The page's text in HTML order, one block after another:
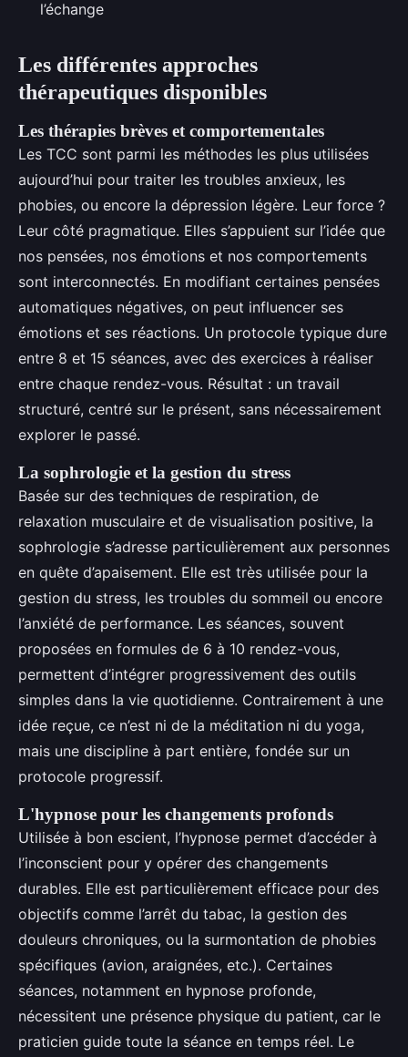
l’échange
Les différentes approches
thérapeutiques disponibles
Les thérapies brèves et comportementales
Les TCC sont parmi les méthodes les plus utilisées
aujourd’hui pour traiter les troubles anxieux, les
phobies, ou encore la dépression légère. Leur force ?
Leur côté pragmatique. Elles s’appuient sur l’idée que
nos pensées, nos émotions et nos comportements
sont interconnectés. En modifiant certaines pensées
automatiques négatives, on peut influencer ses
émotions et ses réactions. Un protocole typique dure
entre 8 et 15 séances, avec des exercices à réaliser
entre chaque rendez-vous. Résultat : un travail
structuré, centré sur le présent, sans nécessairement
explorer le passé.
La sophrologie et la gestion du stress
Basée sur des techniques de respiration, de
relaxation musculaire et de visualisation positive, la
sophrologie s’adresse particulièrement aux personnes
en quête d’apaisement. Elle est très utilisée pour la
gestion du stress, les troubles du sommeil ou encore
l’anxiété de performance. Les séances, souvent
proposées en formules de 6 à 10 rendez-vous,
permettent d’intégrer progressivement des outils
simples dans la vie quotidienne. Contrairement à une
idée reçue, ce n’est ni de la méditation ni du yoga,
mais une discipline à part entière, fondée sur un
protocole progressif.
L'hypnose pour les changements profonds
Utilisée à bon escient, l’hypnose permet d’accéder à
l’inconscient pour y opérer des changements
durables. Elle est particulièrement efficace pour des
objectifs comme l’arrêt du tabac, la gestion des
douleurs chroniques, ou la surmontation de phobies
spécifiques (avion, araignées, etc.). Certaines
séances, notamment en hypnose profonde,
nécessitent une présence physique du patient, car le
praticien guide toute la séance en temps réel. Le